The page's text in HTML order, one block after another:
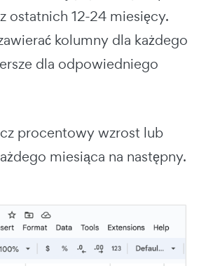
ostatnich 12-24 miesięcy.
kolumny dla każdego
dla odpowiedniego
procentowy wzrost lub
miesiąca na następny.